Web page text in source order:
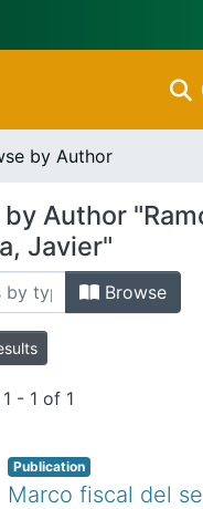
Inicio
All of DSpace
Bibliotecas
by Author
Author
Javier"
Browse
1 - 1 of 1
Publication
Marco fiscal del